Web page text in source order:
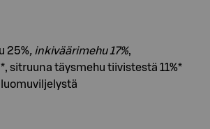
25%, inkiväärimehu 17%,
sitruuna täysmehu tiivistestä 11%*